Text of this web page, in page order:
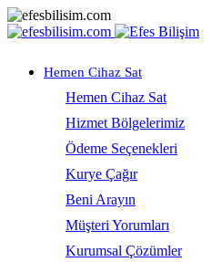
Hemen Cihaz Sat
Hemen Cihaz Sat
Hizmet Bölgelerimiz
Ödeme Seçenekleri
Kurye Çağır
Beni Arayın
Müşteri Yorumları
Kurumsal Çözümler